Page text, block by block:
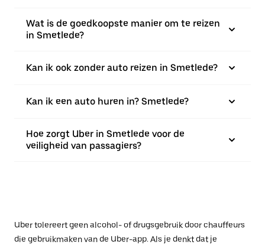
Wat is de goedkoopste manier om te reizen
in Smetlede?
Kan ik ook zonder auto reizen in Smetlede?
Kan ik een auto huren in? Smetlede?
Hoe zorgt Uber in Smetlede voor de
veiligheid van passagiers?
Uber tolereert geen alcohol- of drugsgebruik door chauffeurs
die gebruikmaken van de Uber-app. Als je denkt dat je